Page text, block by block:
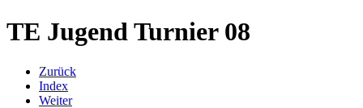
TE Jugend Turnier 08
Zurück
Index
Weiter